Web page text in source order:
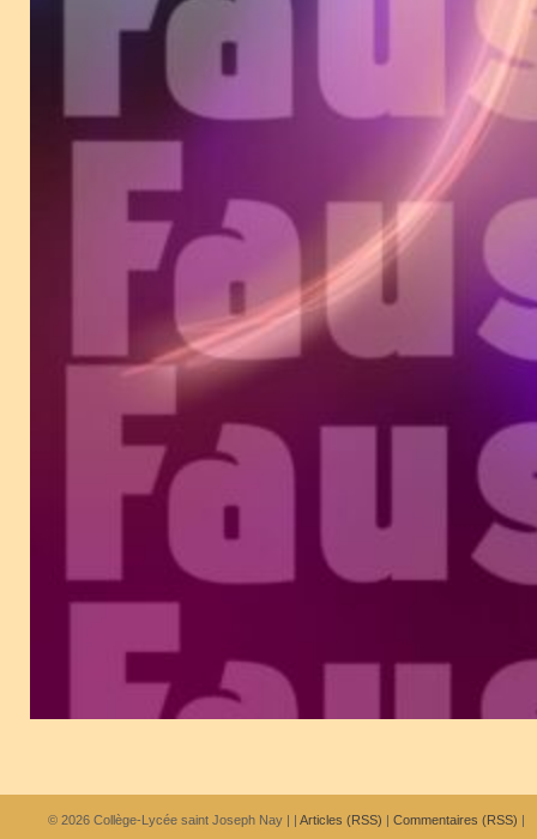
© 2026 Collège-Lycée saint Joseph Nay | | Articles (RSS) | Commentaires (RSS) |